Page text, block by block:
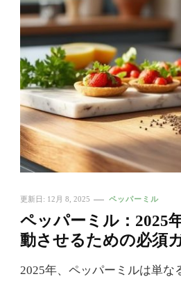
更新日: 12月 8, 2025 ペッパーミル
ペッパーミル：2025
動させるための必須
2025年、ペッパーミルは単な